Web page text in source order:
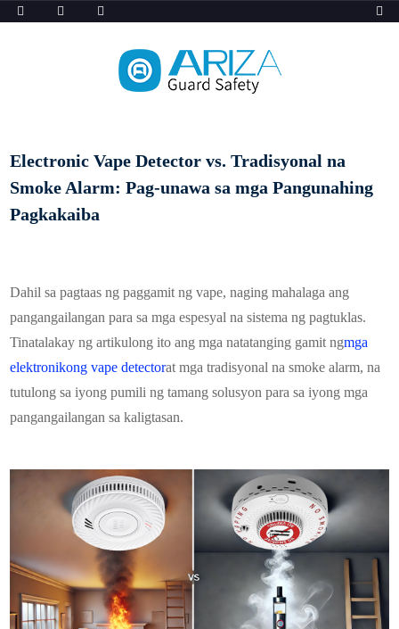
Electronic Vape Detector vs. Tradisyonal na
Smoke Alarm: Pag-unawa sa mga Pangunahing
Pagkakaiba
Dahil sa pagtaas ng paggamit ng vape, naging mahalaga ang
pangangailangan para sa mga espesyal na sistema ng pagtuklas.
Tinatalakay ng artikulong ito ang mga natatanging gamit ngmga
elektronikong vape detectorat mga tradisyonal na smoke alarm, na
tutulong sa iyong pumili ng tamang solusyon para sa iyong mga
pangangailangan sa kaligtasan.